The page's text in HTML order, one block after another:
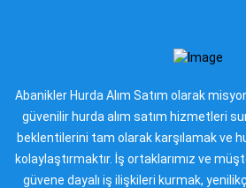
Abanikler Hurda Alım Satım olarak
güvenilir hurda alım satım hizmetleri
beklentilerini tam olarak karşılamak ve
kolaylaştırmaktır. İş ortaklarımız ve
güvene dayalı iş ilişkileri kurmak,